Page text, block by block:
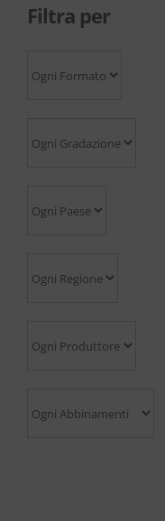
Filtra per